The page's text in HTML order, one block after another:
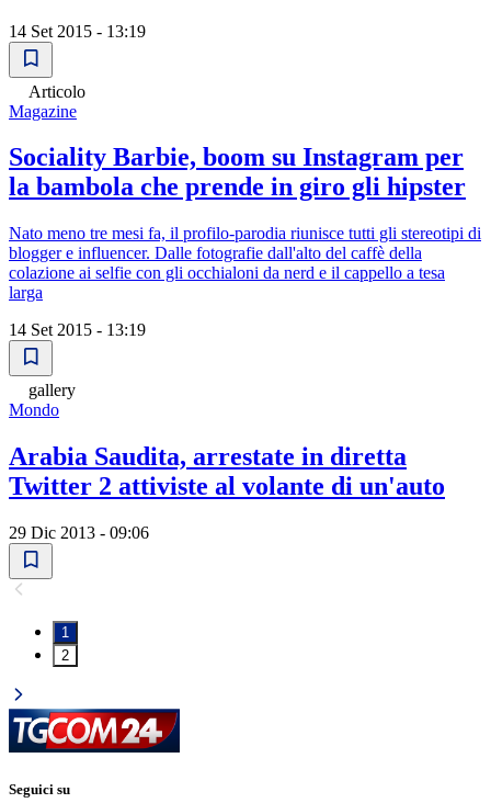
14 Set 2015 - 13:19
Articolo
Magazine
Sociality Barbie, boom su Instagram per
la bambola che prende in giro gli hipster
Nato meno tre mesi fa, il profilo-parodia riunisce tutti gli stereotipi di
blogger e influencer. Dalle fotografie dall'alto del caffè della
colazione ai selfie con gli occhialoni da nerd e il cappello a tesa
larga
14 Set 2015 - 13:19
gallery
Mondo
Arabia Saudita, arrestate in diretta
Twitter 2 attiviste al volante di un'auto
29 Dic 2013 - 09:06
1
2
Seguici su